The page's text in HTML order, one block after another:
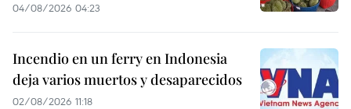
04/08/2026 04:23
Incendio en un ferry en Indonesia
deja varios muertos y desaparecidos
02/08/2026 11:18